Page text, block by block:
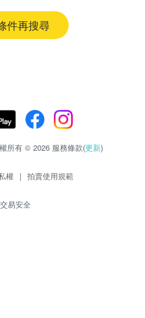
件再搜尋
所有 © 2026 服務條款(更新)
權 | 拍賣使用規範
交易安全